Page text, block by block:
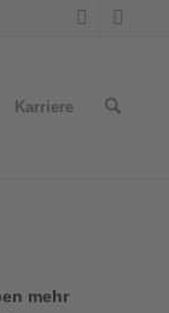
Karriere
mehr